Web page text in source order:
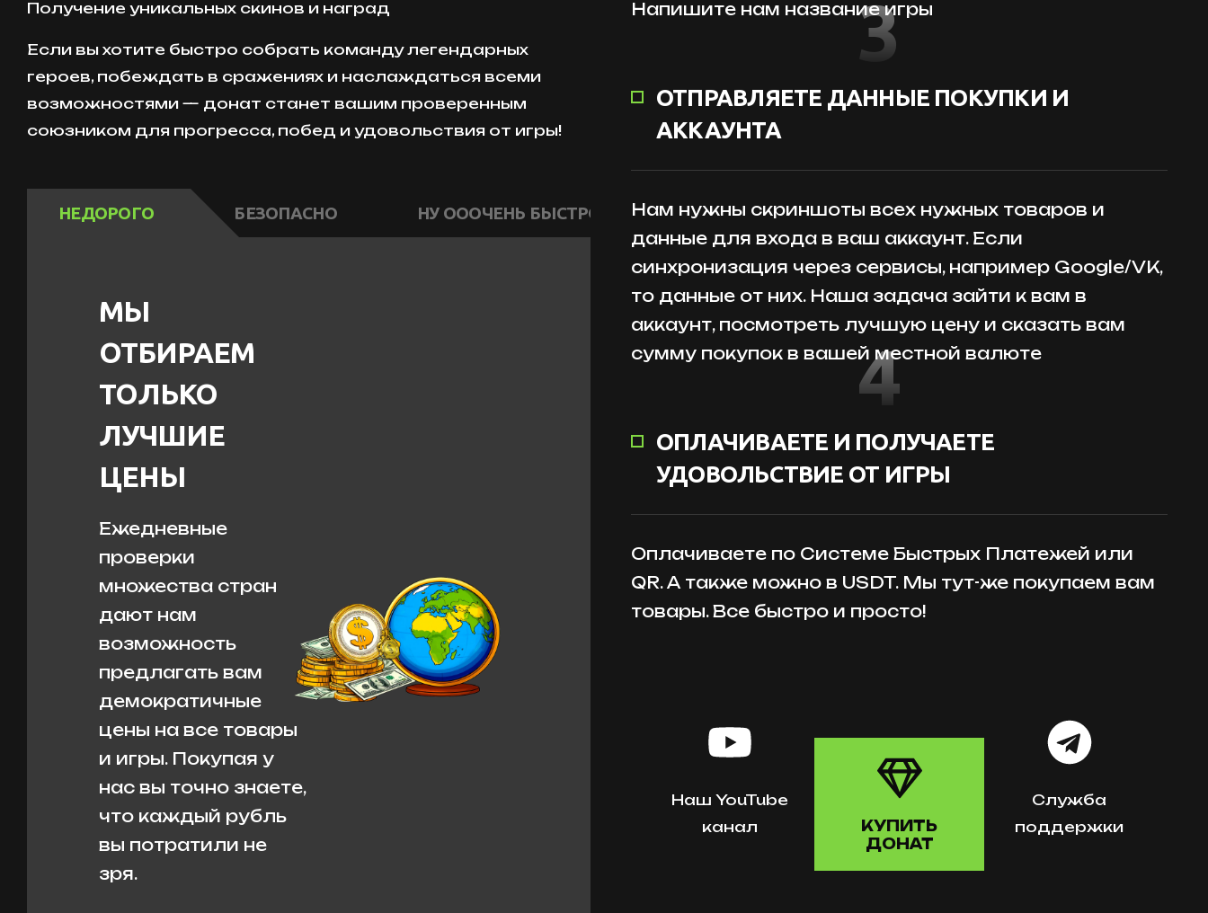
Получение уникальных скинов и наград
Если вы хотите быстро собрать команду легендарных
героев, побеждать в сражениях и наслаждаться всеми
возможностями — донат станет вашим проверенным
союзником для прогресса, побед и удовольствия от игры!
НЕДОРОГО БЕЗОПАСНО НУ ОООЧЕНЬ БЫСТРО
МЫ
ОТБИРАЕМ
ТОЛЬКО
ЛУЧШИЕ
ЦЕНЫ
Ежедневные
проверки
множества стран
дают нам
возможность
предлагать вам
демократичные
цены на все товары
и игры. Покупая у
нас вы точно знаете,
что каждый рубль
вы потратили не
зря.
Напишите нам название игры
ОТПРАВЛЯЕТЕ ДАННЫЕ ПОКУПКИ И
АККАУНТА
Нам нужны скриншоты всех нужных товаров и
данные для входа в ваш аккаунт. Если
синхронизация через сервисы, например Google/VK,
то данные от них. Наша задача зайти к вам в
аккаунт, посмотреть лучшую цену и сказать вам
сумму покупок в вашей местной валюте
3
ОПЛАЧИВАЕТЕ И ПОЛУЧАЕТЕ
УДОВОЛЬСТВИЕ ОТ ИГРЫ
Оплачиваете по Системе Быстрых Платежей или
QR. А также можно в USDT. Мы тут-же покупаем вам
товары. Все быстро и просто!
4
Наш YouTube
канал
КУПИТЬ
ДОНАТ
Служба
поддержки